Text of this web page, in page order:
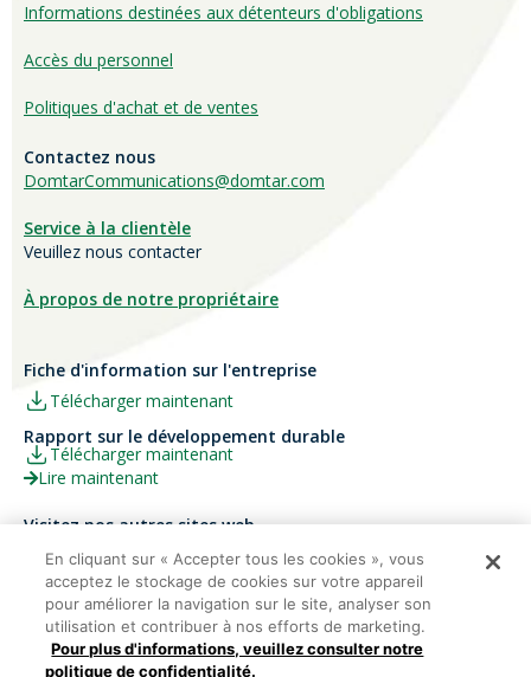
Informations destinées aux détenteurs d'obligations
Accès du personnel
Politiques d'achat et de ventes
Contactez nous
DomtarCommunications@domtar.com
Service à la clientèle
Veuillez nous contacter
À propos de notre propriétaire
Fiche d'information sur l'entreprise
Télécharger maintenant
Rapport sur le développement durable
Télécharger maintenant
Lire maintenant
Visitez nos autres sites web
Carrières
Ariva
Papier Xerox® Canada
Xerox® Paper USA
En cliquant sur « Accepter tous les cookies », vous
acceptez le stockage de cookies sur votre appareil
pour améliorer la navigation sur le site, analyser son
utilisation et contribuer à nos efforts de marketing.
Pour plus d'informations, veuillez consulter notre
politique de confidentialité.